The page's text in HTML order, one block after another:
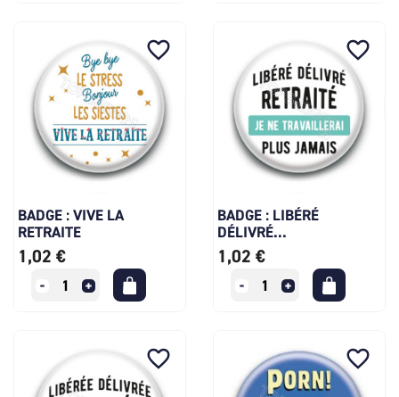
BADGE : VIVE LA
RETRAITE
1,02 €
favorite_border
BADGE : LIBÉRÉ
DÉLIVRÉ...
1,02 €
favorite_border
favorite_border favorite_border